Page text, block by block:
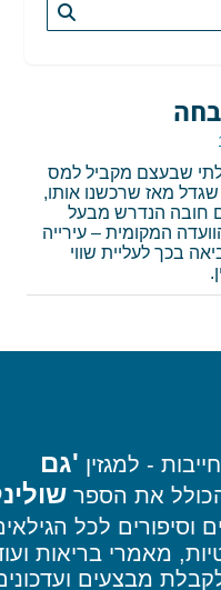
שבעצם מקביל למס
מאז שרכשנו אותו,
חובה הנדרש מבעל
המקומית – עירייה
בכך לעליית שווי
- למגזין 'גם
את הספר
וסיפורים לכל
מאמרי בריאות
מבצעים